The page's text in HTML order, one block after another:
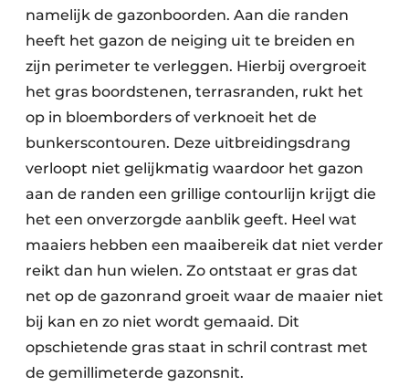
namelijk de gazonboorden. Aan die randen
heeft het gazon de neiging uit te breiden en
zijn perimeter te verleggen. Hierbij overgroeit
het gras boordstenen, terrasranden, rukt het
op in bloemborders of verknoeit het de
bunkerscontouren. Deze uitbreidingsdrang
verloopt niet gelijkmatig waardoor het gazon
aan de randen een grillige contourlijn krijgt die
het een onverzorgde aanblik geeft. Heel wat
maaiers hebben een maaibereik dat niet verder
reikt dan hun wielen. Zo ontstaat er gras dat
net op de gazonrand groeit waar de maaier niet
bij kan en zo niet wordt gemaaid. Dit
opschietende gras staat in schril contrast met
de gemillimeterde gazonsnit.